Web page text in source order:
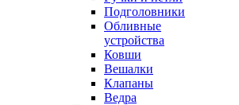
Подголовники
Обливные
устройства
Ковши
Вешалки
Клапаны
Ведра